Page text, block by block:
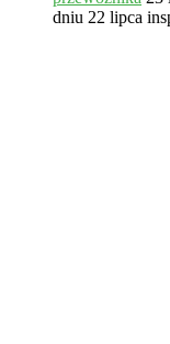
dniu 22 lipca